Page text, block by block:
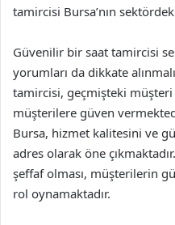
tamircisi Bursa’nın
Güvenilir bir saat tamircisi
yorumları da dikkate
tamircisi, geçmişteki
müşterilere güven
Bursa, hizmet kalitesini ve
adres olarak öne
şeffaf olması, müşterilerin
rol oynamaktadır.